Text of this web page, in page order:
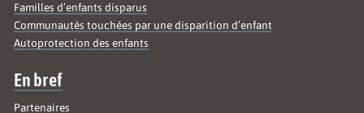
Familles d’enfants disparus
Communautés touchées par une disparition d’enfant
Autoprotection des enfants
En bref
Partenaires